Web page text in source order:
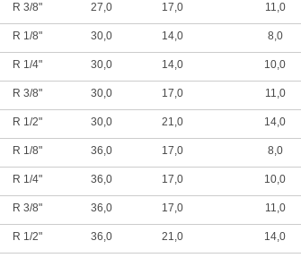
R 3/8" 27,0 17,0 11,0
R 1/8" 30,0 14,0 8,0
R 1/4" 30,0 14,0 10,0
R 3/8" 30,0 17,0 11,0
R 1/2" 30,0 21,0 14,0
R 1/8" 36,0 17,0 8,0
R 1/4" 36,0 17,0 10,0
R 3/8" 36,0 17,0 11,0
R 1/2" 36,0 21,0 14,0